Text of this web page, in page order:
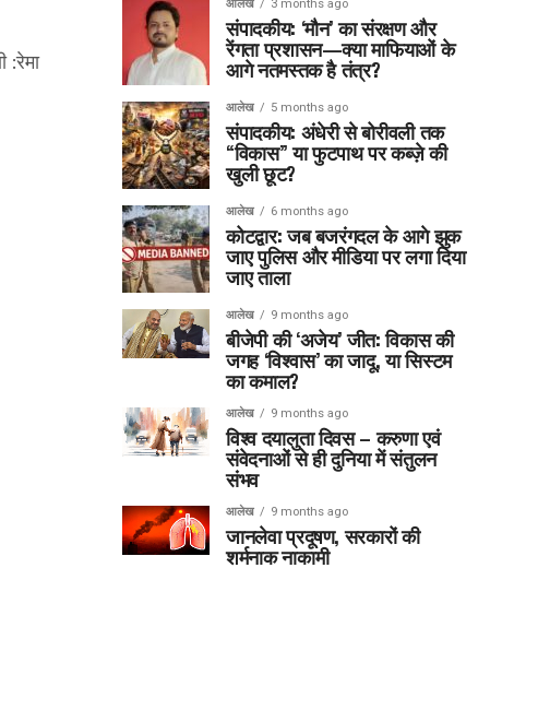
:रेमा
आलेख 3 months ago
संपादकीय: ‘मौन’ का संरक्षण और
रेंगता प्रशासन—क्या माफियाओं के
आगे नतमस्तक है तंत्र?
आलेख 5 months ago
संपादकीय: अंधेरी से बोरीवली तक
“विकास” या फुटपाथ पर कब्ज़े की
खुली छूट?
आलेख 6 months ago
कोटद्वार: जब बजरंगदल के आगे झुक
जाए पुलिस और मीडिया पर लगा दिया
जाए ताला
आलेख 9 months ago
बीजेपी की ‘अजेय’ जीत: विकास की
जगह ‘विश्वास’ का जादू, या सिस्टम
का कमाल?
आलेख 9 months ago
विश्व दयालुता दिवस – करुणा एवं
संवेदनाओं से ही दुनिया में संतुलन
संभव
आलेख 9 months ago
जानलेवा प्रदूषण, सरकारों की
शर्मनाक नाकामी